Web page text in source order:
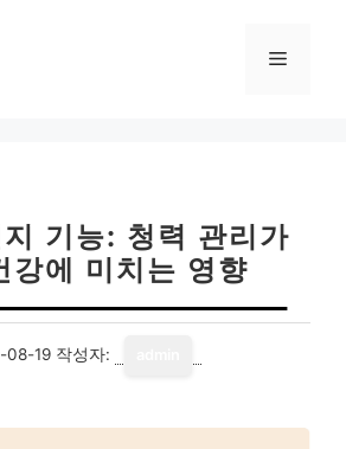
메
기능: 청력 관리가
강에 미치는 영향
08-19 작성자: